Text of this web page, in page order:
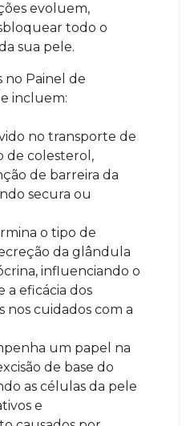
evoluem,
todo o
sua pele.
no Painel de
incluem:
no transporte de
de colesterol,
de barreira da
secura ou
o tipo de
da glândula
influenciando o
a eficácia dos
nos cuidados com a
um papel na
de base do
as células da pele
e